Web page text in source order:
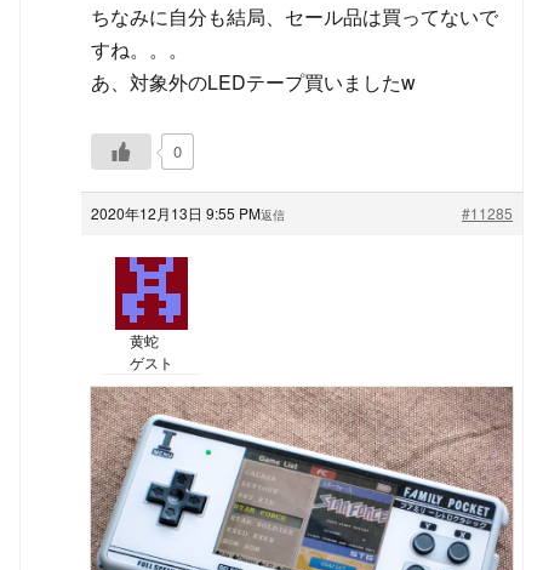
ちなみに自分も結局、セール品は買ってないで
すね。。。
あ、対象外のLEDテープ買いましたw
0
2020年12月13日 9:55 PM #11285
返信
黄蛇
ゲスト